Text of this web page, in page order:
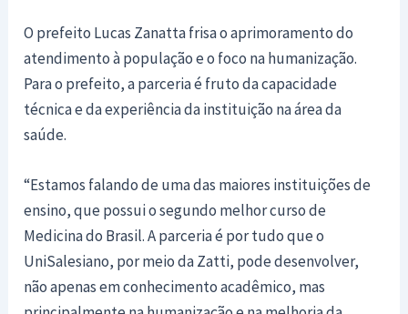
O prefeito Lucas Zanatta frisa o aprimoramento do
atendimento à população e o foco na humanização.
Para o prefeito, a parceria é fruto da capacidade
técnica e da experiência da instituição na área da
saúde.
“Estamos falando de uma das maiores instituições de
ensino, que possui o segundo melhor curso de
Medicina do Brasil. A parceria é por tudo que o
UniSalesiano, por meio da Zatti, pode desenvolver,
não apenas em conhecimento acadêmico, mas